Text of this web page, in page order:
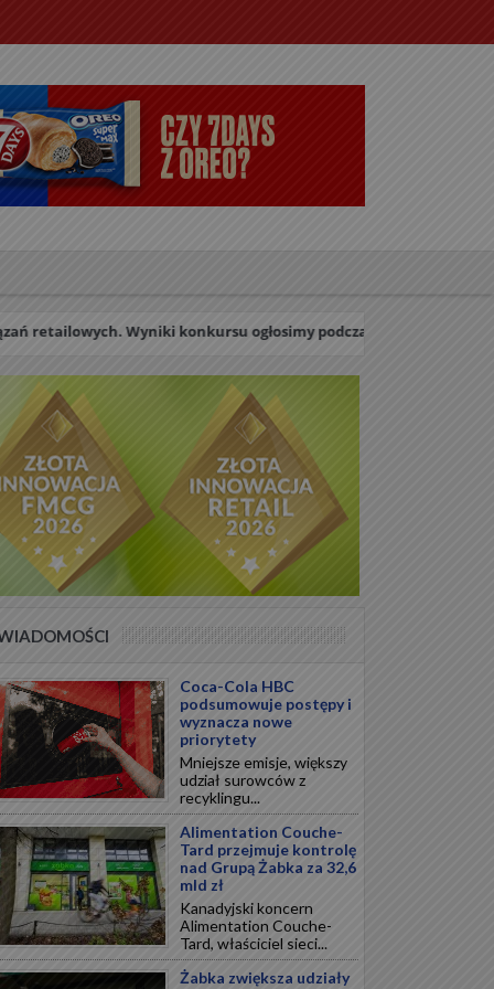
Wyniki konkursu ogłosimy podczas uroczystej Gali w dniu 27
Coca-Cola HBC
podsumowuje postępy i
wyznacza nowe
priorytety
Mniejsze emisje, większy
udział surowców z
recyklingu...
Alimentation Couche-
Tard przejmuje kontrolę
nad Grupą Żabka za 32,6
mld zł
Kanadyjski koncern
Alimentation Couche-
Tard, właściciel sieci...
Żabka zwiększa udziały